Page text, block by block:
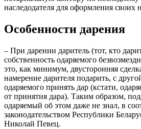
наследодателя для оформления своих
Особенности дарения
– При дарении даритель (тот, кто
собственность одаряемого
это, как минимум, двусторонняя
намерение дарителя подарить, с
одаряемого принять дар (кстати,
от принятия дара). Таким образом,
одаряемый об этом даже не знал, в
законодательством Республики
Николай Певец.